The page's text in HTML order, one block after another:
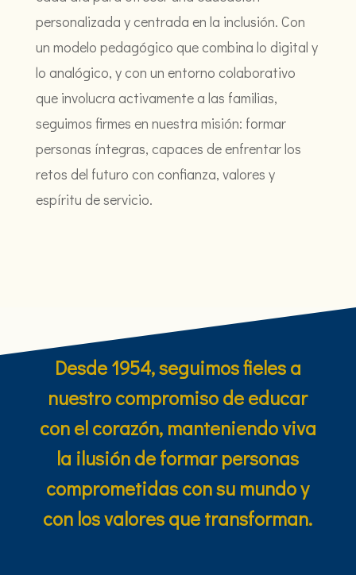
personalizada y centrada en la inclusión. Con
un modelo pedagógico que combina lo digital y
lo analógico, y con un entorno colaborativo
que involucra activamente a las familias,
seguimos firmes en nuestra misión: formar
personas íntegras, capaces de enfrentar los
retos del futuro con confianza, valores y
espíritu de servicio.
Desde 1954, seguimos fieles a
nuestro compromiso de educar
con el corazón, manteniendo viva
la ilusión de formar personas
comprometidas con su mundo y
con los valores que transforman.